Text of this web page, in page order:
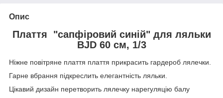
Опис
Плаття "сапфіровий синій" для ляльки
BJD 60 см, 1/3
Ніжне повітряне плаття плаття прикрасить гардероб лялечки.
Гарне вбрання підкреслить елегантність ляльки.
Цікавий дизайн перетворить лялечку нарегуляцію балу